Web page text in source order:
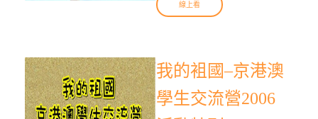
線上看
我的袓國–京港澳
學生交流營2006